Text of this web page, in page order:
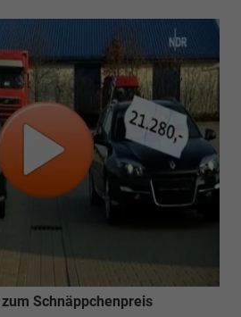
Schnäppchenpreis